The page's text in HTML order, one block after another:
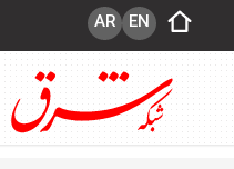
EN
AR
قیمت